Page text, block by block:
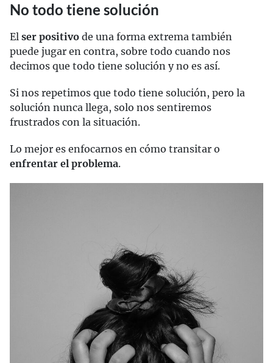
No todo tiene solución
El ser positivo de una forma extrema también
puede jugar en contra, sobre todo cuando nos
decimos que todo tiene solución y no es así.
Si nos repetimos que todo tiene solución, pero la
solución nunca llega, solo nos sentiremos
frustrados con la situación.
Lo mejor es enfocarnos en cómo transitar o
enfrentar el problema.